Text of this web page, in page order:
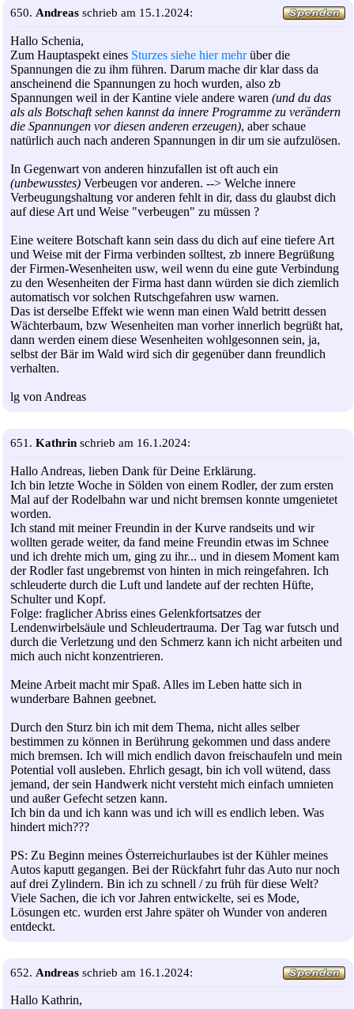
650. Andreas schrieb am 15.1.2024:
Hallo Schenia,
Zum Hauptaspekt eines Sturzes siehe hier mehrüber die
Spannungen die zu ihm führen. Darum mache dir klar dass da
anscheinend die Spannungen zu hoch wurden, also zb
Spannungen weil in der Kantine viele andere waren (und du das
als als Botschaft sehen kannst da innere Programme zu verändern
die Spannungen vor diesen anderen erzeugen), aber schaue
natürlich auch nach anderen Spannungen in dir um sie aufzulösen.
In Gegenwart von anderen hinzufallen ist oft auch ein
(unbewusstes) Verbeugen vor anderen. --> Welche innere
Verbeugungshaltung vor anderen fehlt in dir, dass du glaubst dich
auf diese Art und Weise "verbeugen" zu müssen ?
Eine weitere Botschaft kann sein dass du dich auf eine tiefere Art
und Weise mit der Firma verbinden solltest, zb innere Begrüßung
der Firmen-Wesenheiten usw, weil wenn du eine gute Verbindung
zu den Wesenheiten der Firma hast dann würden sie dich ziemlich
automatisch vor solchen Rutschgefahren usw warnen.
Das ist derselbe Effekt wie wenn man einen Wald betritt dessen
Wächterbaum, bzw Wesenheiten man vorher innerlich begrüßt hat,
dann werden einem diese Wesenheiten wohlgesonnen sein, ja,
selbst der Bär im Wald wird sich dir gegenüber dann freundlich
verhalten.
lg von Andreas
651. Kathrin schrieb am 16.1.2024:
Hallo Andreas, lieben Dank für Deine Erklärung.
Ich bin letzte Woche in Sölden von einem Rodler, der zum ersten
Mal auf der Rodelbahn war und nicht bremsen konnte umgenietet
worden.
Ich stand mit meiner Freundin in der Kurve randseits und wir
wollten gerade weiter, da fand meine Freundin etwas im Schnee
und ich drehte mich um, ging zu ihr... und in diesem Moment kam
der Rodler fast ungebremst von hinten in mich reingefahren. Ich
schleuderte durch die Luft und landete auf der rechten Hüfte,
Schulter und Kopf.
Folge: fraglicher Abriss eines Gelenkfortsatzes der
Lendenwirbelsäule und Schleudertrauma. Der Tag war futsch und
durch die Verletzung und den Schmerz kann ich nicht arbeiten und
mich auch nicht konzentrieren.
Meine Arbeit macht mir Spaß. Alles im Leben hatte sich in
wunderbare Bahnen geebnet.
Durch den Sturz bin ich mit dem Thema, nicht alles selber
bestimmen zu können in Berührung gekommen und dass andere
mich bremsen. Ich will mich endlich davon freischaufeln und mein
Potential voll ausleben. Ehrlich gesagt, bin ich voll wütend, dass
jemand, der sein Handwerk nicht versteht mich einfach umnieten
und außer Gefecht setzen kann.
Ich bin da und ich kann was und ich will es endlich leben. Was
hindert mich???
PS: Zu Beginn meines Österreichurlaubes ist der Kühler meines
Autos kaputt gegangen. Bei der Rückfahrt fuhr das Auto nur noch
auf drei Zylindern. Bin ich zu schnell / zu früh für diese Welt?
Viele Sachen, die ich vor Jahren entwickelte, sei es Mode,
Lösungen etc. wurden erst Jahre später oh Wunder von anderen
entdeckt.
652. Andreas schrieb am 16.1.2024:
Hallo Kathrin,